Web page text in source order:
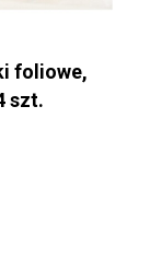
foliowe,
szt.